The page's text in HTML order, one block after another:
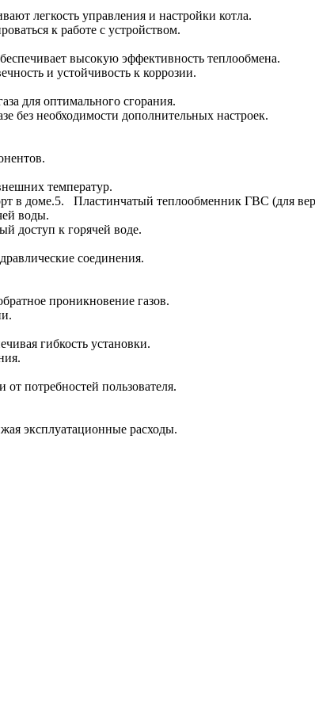
легкость управления и настройки котла.
к работе с устройством.
высокую эффективность теплообмена.
и устойчивость к коррозии.
для оптимального сгорания.
без необходимости дополнительных настроек.
температур.
в доме.5. Пластинчатый теплообменник ГВС (для
воды.
доступ к горячей воде.
соединения.
проникновение газов.
гибкость установки.
потребностей пользователя.
эксплуатационные расходы.